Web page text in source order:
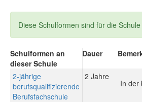
Diese Schulformen sind für die
Schulformen an
dieser Schule
Dauer
2-jährige
berufsqualifizierende
Berufsfachschule
2 Jahre
In der